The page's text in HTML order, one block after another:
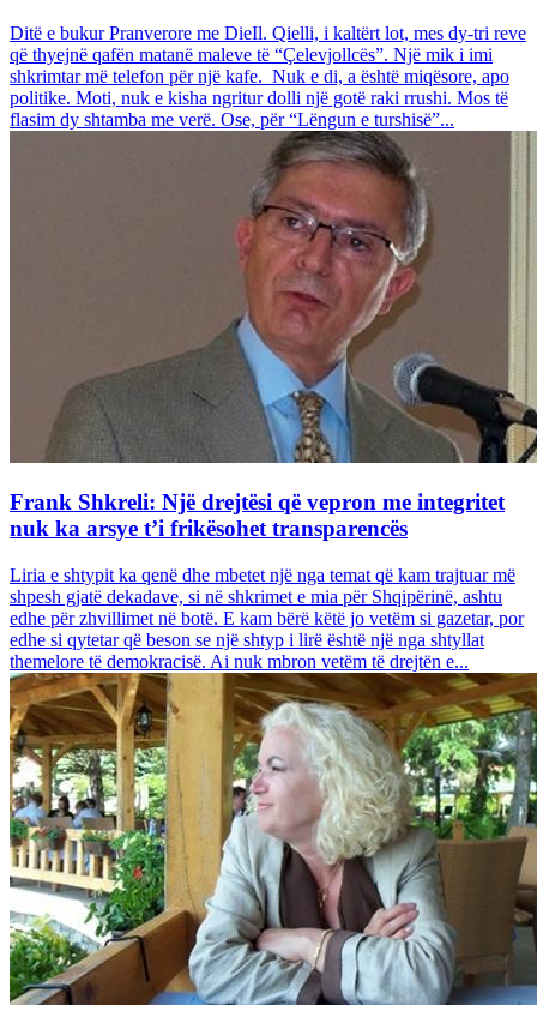
Ditë e bukur Pranverore me DieIl. Qielli, i kaltërt lot, mes dy-tri reve
që thyejnë qafën matanë maleve të “Çelevjollcës”. Një mik i imi
shkrimtar më telefon për një kafe. Nuk e di, a është miqësore, apo
politike. Moti, nuk e kisha ngritur dolli një gotë raki rrushi. Mos të
flasim dy shtamba me verë. Ose, për “Lëngun e turshisë”...
Frank Shkreli: Një drejtësi që vepron me integritet
nuk ka arsye t’i frikësohet transparencës
Liria e shtypit ka qenë dhe mbetet një nga temat që kam trajtuar më
shpesh gjatë dekadave, si në shkrimet e mia për Shqipërinë, ashtu
edhe për zhvillimet në botë. E kam bërë këtë jo vetëm si gazetar, por
edhe si qytetar që beson se një shtyp i lirë është një nga shtyllat
themelore të demokracisë. Ai nuk mbron vetëm të drejtën e...